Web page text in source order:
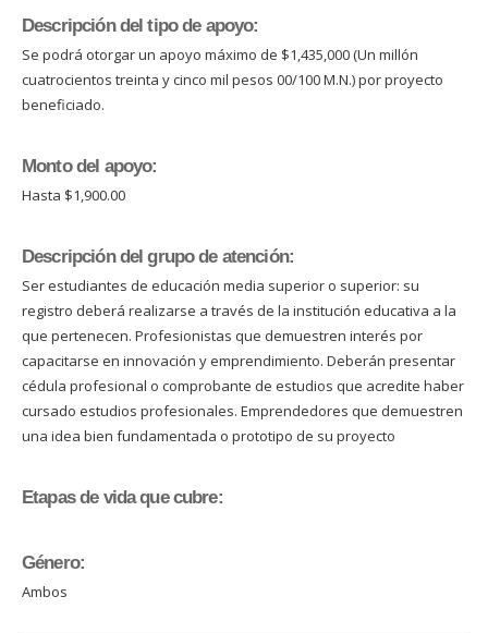
Descripción del tipo de apoyo:
Se podrá otorgar un apoyo máximo de $1,435,000 (Un millón
cuatrocientos treinta y cinco mil pesos 00/100 M.N.) por proyecto
beneficiado.
Monto del apoyo:
Hasta $1,900.00
Descripción del grupo de atención:
Ser estudiantes de educación media superior o superior: su
registro deberá realizarse a través de la institución educativa a la
que pertenecen. Profesionistas que demuestren interés por
capacitarse en innovación y emprendimiento. Deberán presentar
cédula profesional o comprobante de estudios que acredite haber
cursado estudios profesionales. Emprendedores que demuestren
una idea bien fundamentada o prototipo de su proyecto
Etapas de vida que cubre:
Género:
Ambos